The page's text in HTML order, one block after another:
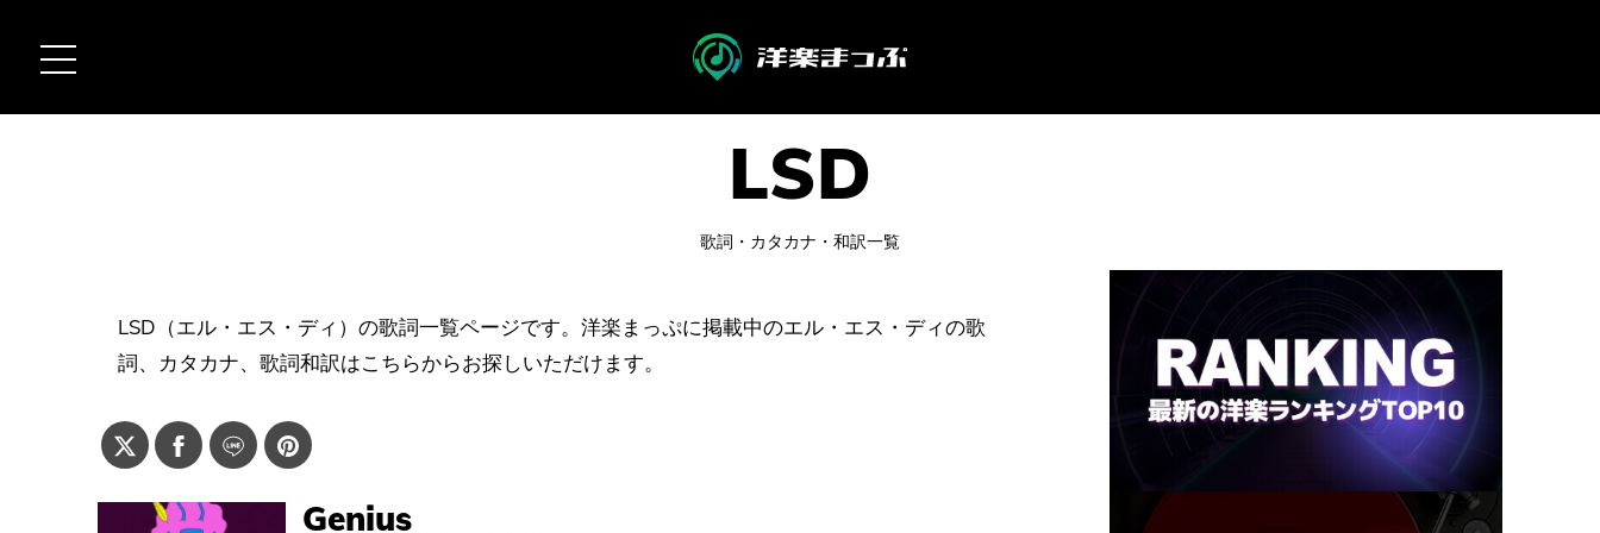
歌詞・カタカナ・和訳一覧
LSD（エル・エス・ディ）の歌詞一覧ページです。洋楽まっぷに掲載中のエル・エス・ディの歌
詞、カタカナ、歌詞和訳はこちらからお探しいただけます。
Genius